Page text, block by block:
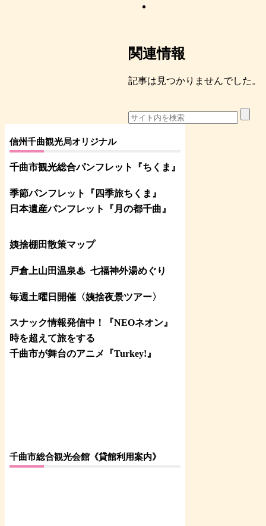
関連情報
記事は見つかりませんでした。
信州千曲観光局オリジナル
千曲市観光総合パンフレット 『ちくま 』
季節パンフレット『四季旅ちくま』
日本遺産パンフレット
『月の都千曲 』
姨捨棚田散策マップ
戸倉上山田温泉♨ 七福神外湯めぐり
毎週土曜日開催〈姨捨夜景ツアー〉
スナック情報発信中！『NEOネオン』
時を超えて旅をする
千曲市が舞台のアニメ『Turkey!』
千曲市総合観光会館《貸館利用案内》